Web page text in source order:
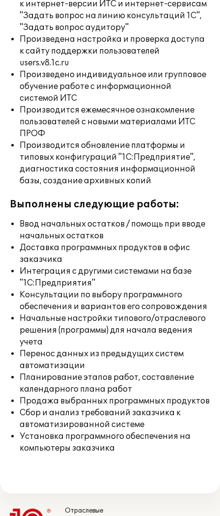
к интернет-версии ИТС и интернет-сервисам
"Задать вопрос на линию консультаций 1С",
"Задать вопрос аудитору"
Произведена настройка и проверка доступа
к сайту поддержки пользователей
users.v8.1c.ru
Произведено индивидуальное или групповое
обучение работе с информационной
системой ИТС
Производится ежемесячное ознакомление
пользователей с новыми материалами ИТС
ПРОФ
Производится обновление платформы и
типовых конфигураций "1С:Предприятие",
диагностика состояния информационной
базы, создание архивных копий
Выполнены следующие работы:
Ввод начальных остатков / помощь при вводе
начальных остатков
Доставка программных продуктов в офис
заказчика
Интеграция с другими системами на базе
"1С:Предприятия"
Консультации по выбору программного
обеспечения и вариантов его сопровождения
Начальные настройки типового/отраслевого
решения (программы) для начала ведения
учета
Перенос данных из предыдущих систем
автоматизации
Планирование этапов работ, составление
календарного плана работ
Продажа выбранных программных продуктов
Сбор и анализ требований заказчика к
автоматизированной системе
Установка программного обеспечения на
компьютеры заказчика
Отраслевые